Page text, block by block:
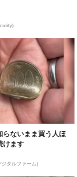
らないまま買う人ほ
けます
ジタルファーム)